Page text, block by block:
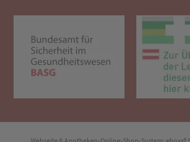
(öffnet in